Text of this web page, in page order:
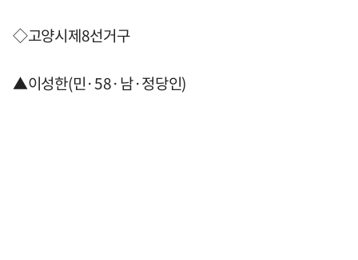
◇고양시제8선거구
▲이성한(민·58·남·정당인)